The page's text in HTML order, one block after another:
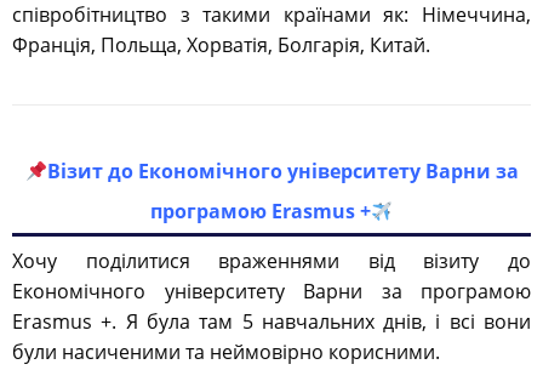
співробітництво з такими країнами як: Німеччина,
Франція, Польща, Хорватія, Болгарія, Китай.
Візит до Економічного університету Варни за
програмою Erasmus +
Хочу поділитися враженнями від візиту до
Економічного університету Варни за програмою
Erasmus +. Я була там 5 навчальних днів, і всі вони
були насиченими та неймовірно корисними.